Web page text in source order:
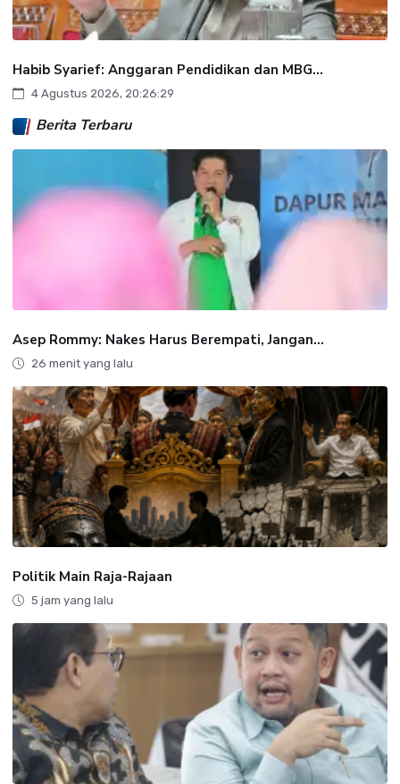
Habib Syarief: Anggaran Pendidikan dan MBG...
4 Agustus 2026, 20:26:29
Berita Terbaru
Asep Rommy: Nakes Harus Berempati, Jangan...
26 menit yang lalu
Politik Main Raja-Rajaan
5 jam yang lalu